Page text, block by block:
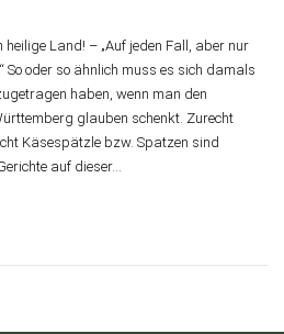
Land! – „Auf jeden Fall, aber nur
So oder so ähnlich muss es sich damals
haben, wenn man den
glauben schenkt. Zurecht
Käsespätzle bzw. Spatzen sind
auf dieser…